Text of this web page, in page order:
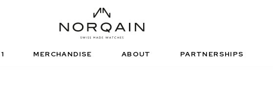
MERCHANDISE ABOUT PARTNERSHIPS
SPORTUHR FUNCTIONAL SPORTS WATCH
NORQAIN VALUES